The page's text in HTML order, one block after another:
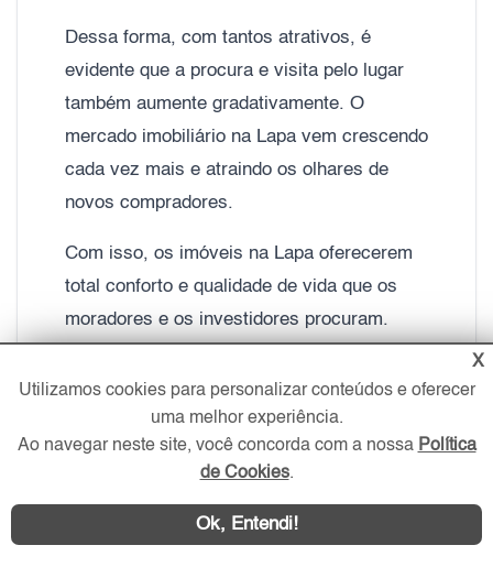
Dessa forma, com tantos atrativos, é
evidente que a procura e visita pelo lugar
também aumente gradativamente. O
mercado imobiliário na Lapa vem crescendo
cada vez mais e atraindo os olhares de
novos compradores.
Com isso, os imóveis na Lapa oferecerem
total conforto e qualidade de vida que os
moradores e os investidores procuram.
da Zona Oeste – ZO Imóvel, o valor
aproximado por metro quadrado de um
apartamento na Lapa com duas vagas é de
aproximadamente R$ 9.260,00 o metro
quadrado, podendo chegar a R$ 9.340,00
X
Utilizamos cookies para personalizar conteúdos e oferecer
uma melhor experiência.
Ao navegar neste site, você concorda com a nossa Política
de Cookies.
Ok, Entendi!